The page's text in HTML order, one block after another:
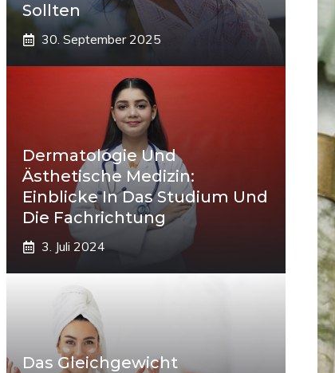
Sollten
30. September 2025
Dermatologie Und
Ästhetische Medizin:
Einblicke In Das Studium Und
Die Fachrichtung
3. Juli 2024
Das Gleichgewicht